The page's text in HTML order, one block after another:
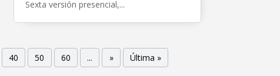
Sexta versión presencial,...
40 50 60 ... » Última »